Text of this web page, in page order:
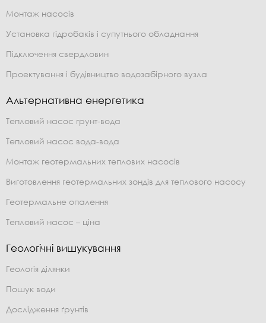
Монтаж насосів
Установка гідробаків і супутнього обладнання
Підключення свердловин
Проектування і будівництво водозабірного вузла
Альтернативна енергетика
Тепловий насос грунт-вода
Тепловий насос вода-вода
Монтаж геотермальних теплових насосів
Виготовлення геотермальних зондів для теплового насосу
Геотермальне опалення
Тепловий насос – ціна
Геологічні вишукування
Геологія ділянки
Пошук води
Дослідження ґрунтів